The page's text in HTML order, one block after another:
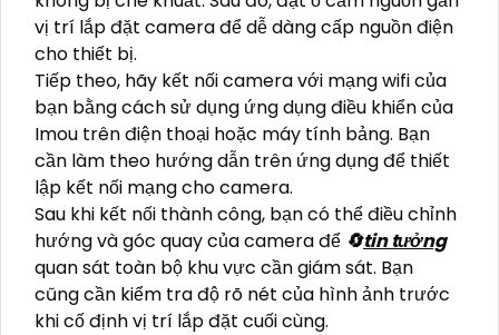
vị trí lắp đặt camera để dễ dàng cấp nguồn điện
cho thiết bị.
Tiếp theo, hãy kết nối camera với mạng wifi của
bạn bằng cách sử dụng ứng dụng điều khiển của
Imou trên điện thoại hoặc máy tính bảng. Bạn
cần làm theo hướng dẫn trên ứng dụng để thiết
lập kết nối mạng cho camera.
Sau khi kết nối thành công, bạn có thể điều chỉnh
hướng và góc quay của camera để 🔄tin tưởng
quan sát toàn bộ khu vực cần giám sát. Bạn
cũng cần kiểm tra độ rõ nét của hình ảnh trước
khi cố định vị trí lắp đặt cuối cùng.